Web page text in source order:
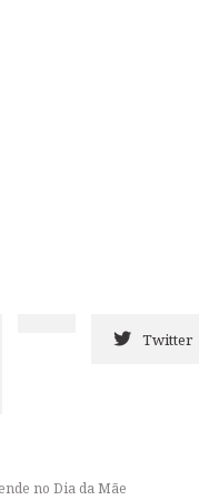
Twitter
no Dia da Mãe